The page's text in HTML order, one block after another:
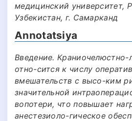
медицинский университет,
Узбекистан, г. Самарканд
Annotatsiya
Введение. Краниочелюстно-
отно-сится к числу
вмешательств с высо-ким
значительной
вопотери, что повышает
анестезиоло-гическое